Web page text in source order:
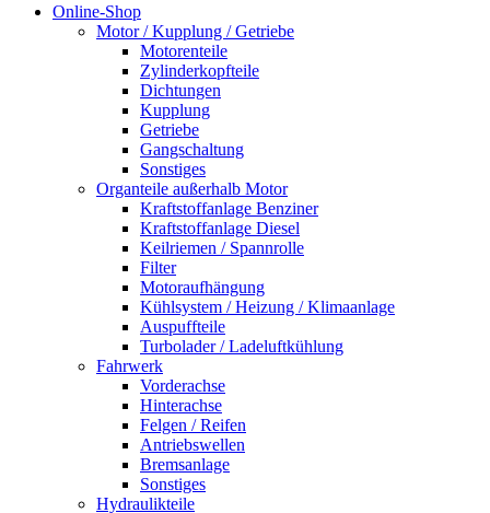
Online-Shop
Motor / Kupplung / Getriebe
Motorenteile
Zylinderkopfteile
Dichtungen
Kupplung
Getriebe
Gangschaltung
Sonstiges
Organteile außerhalb Motor
Kraftstoffanlage Benziner
Kraftstoffanlage Diesel
Keilriemen / Spannrolle
Filter
Motoraufhängung
Kühlsystem / Heizung / Klimaanlage
Auspuffteile
Turbolader / Ladeluftkühlung
Fahrwerk
Vorderachse
Hinterachse
Felgen / Reifen
Antriebswellen
Bremsanlage
Sonstiges
Hydraulikteile